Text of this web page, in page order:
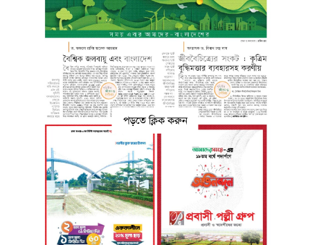
পড়তে ক্লিক করুন